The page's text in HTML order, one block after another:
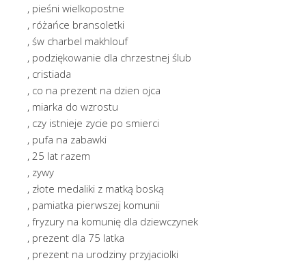
, pieśni wielkopostne
, różańce bransoletki
, św charbel makhlouf
, podziękowanie dla chrzestnej ślub
, cristiada
, co na prezent na dzien ojca
, miarka do wzrostu
, czy istnieje zycie po smierci
, pufa na zabawki
, 25 lat razem
, zywy
, złote medaliki z matką boską
, pamiatka pierwszej komunii
, fryzury na komunię dla dziewczynek
, prezent dla 75 latka
, prezent na urodziny przyjaciolki